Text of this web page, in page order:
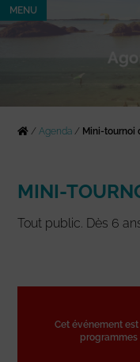
MENU
/Agenda / Mini-tournoi
MINI-
Tout public. Dès 6
Cet événement
programmes